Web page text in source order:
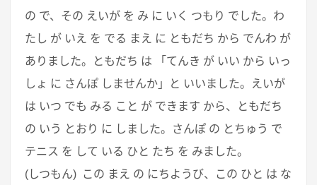
の で、その えいが を み に いく つもり でした。わ
たし が いえ を でる まえ に ともだち から でんわ が
ありました。ともだち は 「てんき が いい から いっ
しょ に さんぽ しませんか」と いいました。えいが
は いつ でも みる こと が できます から、ともだち
の いう とおり に しました。さんぽ の とちゅう で
テニス を して いる ひと たち を みました。
(しつもん) この まえ の にちようび、この ひと は な